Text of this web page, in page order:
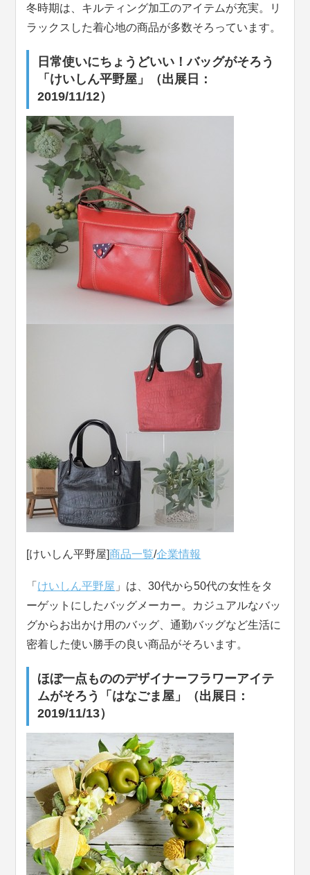
冬時期は、キルティング加工のアイテムが充実。リ
ラックスした着心地の商品が多数そろっています。
日常使いにちょうどいい！バッグがそろう
「けいしん平野屋」（出展日：
2019/11/12）
[けいしん平野屋]商品一覧/企業情報
「 けいしん平野屋 」は、30代から50代の女性をタ
ーゲットにしたバッグメーカー。カジュアルなバッ
グからお出かけ用のバッグ、通勤バッグなど生活に
密着した使い勝手の良い商品がそろいます。
ほぼ一点もののデザイナーフラワーアイテ
ムがそろう「はなごま屋」（出展日：
2019/11/13）